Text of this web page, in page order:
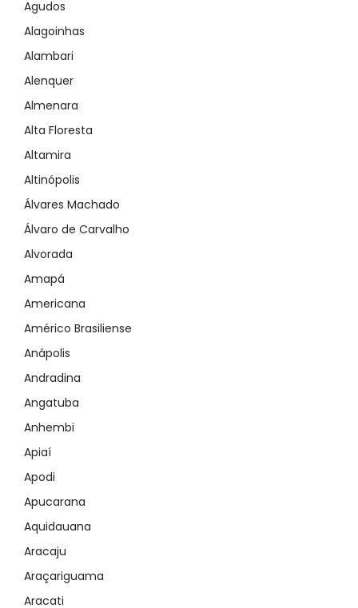
Agudos
Alagoinhas
Alambari
Alenquer
Almenara
Alta Floresta
Altamira
Altinópolis
Álvares Machado
Álvaro de Carvalho
Alvorada
Amapá
Americana
Américo Brasiliense
Anápolis
Andradina
Angatuba
Anhembi
Apiaí
Apodi
Apucarana
Aquidauana
Aracaju
Araçariguama
Aracati